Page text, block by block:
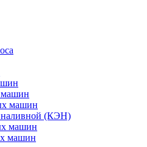
машин
машин
наливной (КЭН)
машин
машин